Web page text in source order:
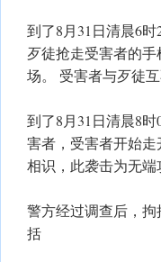
到了8月31日清晨6
歹徒抢走受害者的
场。 受害者与歹徒
到了8月31日清晨8
害者，受害者开始
相识，此袭击为无
警方经过调查后，拘
括